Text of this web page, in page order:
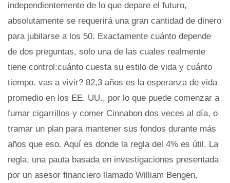
independientemente de lo que depare el futuro,
absolutamente se requerirá una gran cantidad de dinero
para jubilarse a los 50. Exactamente cuánto depende
de dos preguntas, solo una de las cuales realmente
tiene control:cuánto cuesta su estilo de vida y cuánto
tiempo. vas a vivir? 82,3 años es la esperanza de vida
promedio en los EE. UU., por lo que puede comenzar a
fumar cigarrillos y comer Cinnabon dos veces al día, o
tramar un plan para mantener sus fondos durante más
años que eso. Aquí es donde la regla del 4% es útil. La
regla, una pauta basada en investigaciones presentada
por un asesor financiero llamado William Bengen,